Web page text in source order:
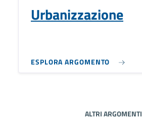
Urbanizzazione
ESPLORA ARGOMENTO
ALTRI ARGOMENTI